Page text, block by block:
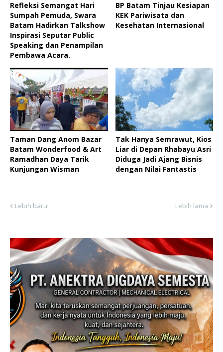
Refleksi Semangat Hari
Sumpah Pemuda, Swara
Batam Hadirkan Talkshow
Inspirasi Seputar Public
Speaking dan Penampilan
Pembawa Acara.
BP Batam Tinjau Kesiapan
KEK Pariwisata dan
Kesehatan Internasional
Taman Dang Anom Bazar
Batam Wonderfood & Art
Ramadhan Daya Tarik
Kunjungan Wisman
Tak Hanya Semrawut, Kios
Liar di Depan Rhabayu Asri
Diduga Jadi Ajang Bisnis
dengan Nilai Fantastis
Lebih baru Lebih lama